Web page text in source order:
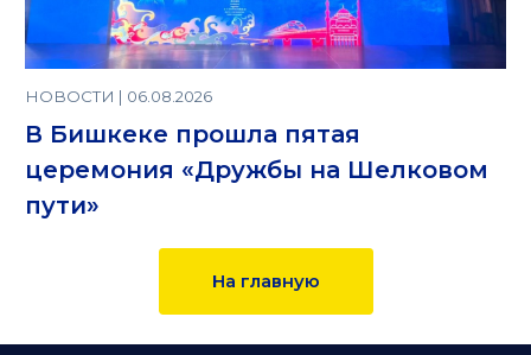
НОВОСТИ | 06.08.2026
В Бишкеке прошла пятая
церемония «Дружбы на Шелковом
пути»
На главную